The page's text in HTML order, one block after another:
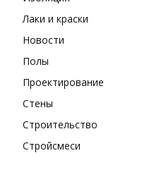
Лаки и краски
Новости
Полы
Проектирование
Стены
Строительство
Стройсмеси